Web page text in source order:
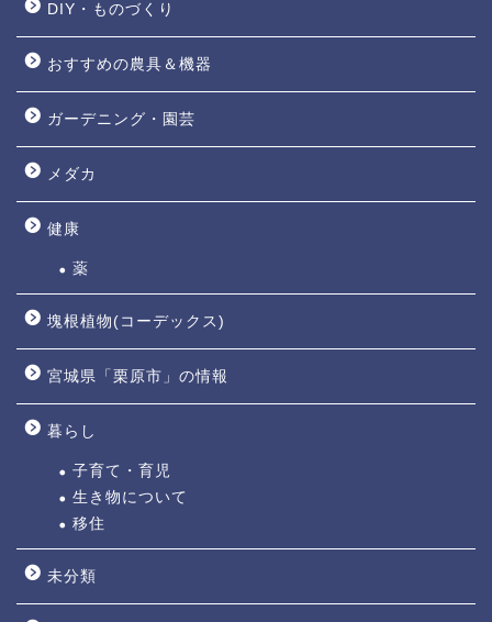
DIY・ものづくり
おすすめの農具＆機器
ガーデニング・園芸
メダカ
健康
薬
塊根植物(コーデックス)
宮城県「栗原市」の情報
暮らし
子育て・育児
生き物について
移住
未分類